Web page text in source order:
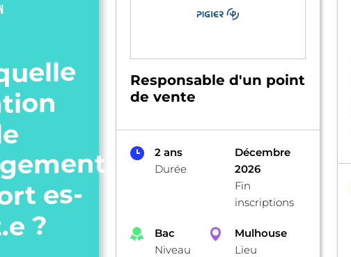
es-
?
Responsable d'un point
de vente
2 ans
Durée
Décembre
2026
Fin
inscriptions
Bac
Niveau
Mulhouse
Lieu